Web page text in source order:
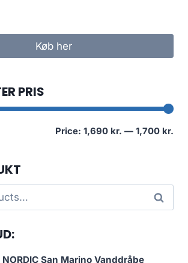
Køb her
PRIS
Price: 1,690 kr. — 1,700 kr.
Search
NORDIC San Marino Vanddråbe